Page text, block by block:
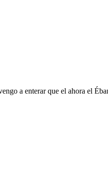
a enterar que el ahora el